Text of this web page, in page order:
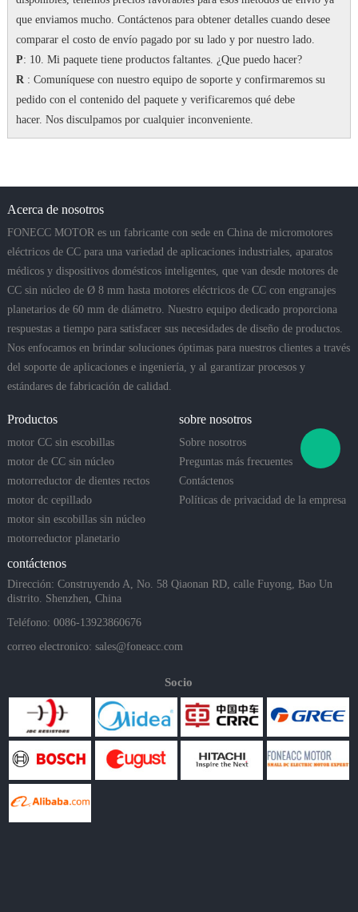
que enviamos mucho. Contáctenos para obtener detalles cuando desee
comparar el costo de envío pagado por su lado y por nuestro lado.
P: 10. Mi paquete tiene productos faltantes. ¿Que puedo hacer?
R: Comuníquese con nuestro equipo de soporte y confirmaremos su
pedido con el contenido del paquete y verificaremos qué debe
hacer. Nos disculpamos por cualquier inconveniente.
Acerca de nosotros
FONECC MOTOR es un fabricante con sede en China de micromotores
eléctricos de CC para una variedad de aplicaciones industriales, aparatos
médicos y dispositivos domésticos inteligentes, que van desde motores de
CC sin núcleo de Ø 8 mm hasta motores eléctricos de CC con engranajes
planetarios de 60 mm de diámetro. Nuestro equipo dedicado proporciona
respuestas a tiempo para satisfacer sus necesidades de diseño de productos.
Nos enfocamos en brindar soluciones óptimas para nuestros clientes a través
del soporte de aplicaciones e ingeniería, y al garantizar procesos y
estándares de fabricación de calidad.
Productos
motor CC sin escobillas
motor de CC sin núcleo
motorreductor de dientes rectos
motor dc cepillado
motor sin escobillas sin núcleo
motorreductor planetario
sobre nosotros
Sobre nosotros
Preguntas más frecuentes
Contáctenos
Políticas de privacidad de la empresa
contáctenos
Dirección: Construyendo A, No. 58 Qiaonan RD, calle Fuyong, Bao Un
distrito. Shenzhen, China
Teléfono: 0086-13923860676
correo electronico: sales@foneacc.com
Socio